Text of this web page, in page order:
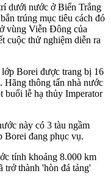
dưới nước ở Biển Trắng
trúng mục tiêu cách đó
vùng Viễn Đông của
cuộc thử nghiệm diễn ra
Borei được trang bị 16
thông tấn nhà nước
buổi lễ hạ thủy Imperator
này có 3 tàu ngầm
Borei đang phục vụ.
tính khoảng 8.000 km
trở thành 'hòn đá tảng'